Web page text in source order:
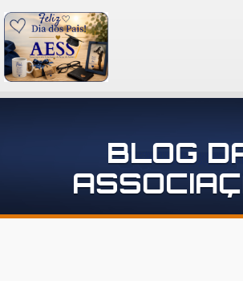
Associados
Notícias
Contato
BLOG